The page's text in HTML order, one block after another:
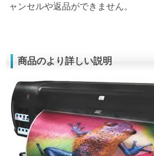
ャンセルや返品ができません。
商品のより詳しい説明